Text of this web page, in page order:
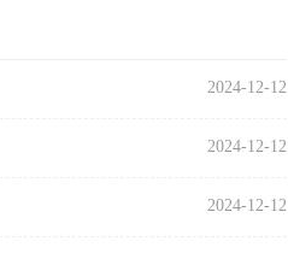
2024-12-12
2024-12-12
2024-12-12